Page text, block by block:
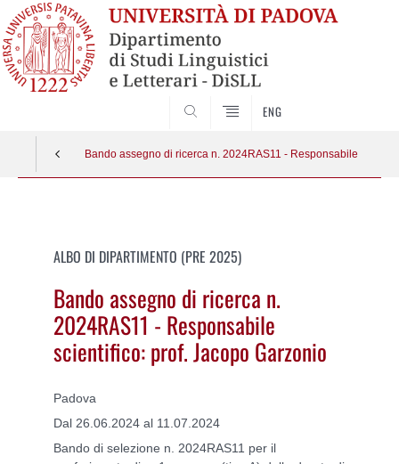
ENG
Bando assegno di ricerca n. 2024RAS11 - Responsabile
ALBO DI DIPARTIMENTO (PRE 2025)
Bando assegno di ricerca n.
2024RAS11 - Responsabile
scientifico: prof. Jacopo Garzonio
Padova
Dal 26.06.2024 al 11.07.2024
Bando di selezione n. 2024RAS11 per il